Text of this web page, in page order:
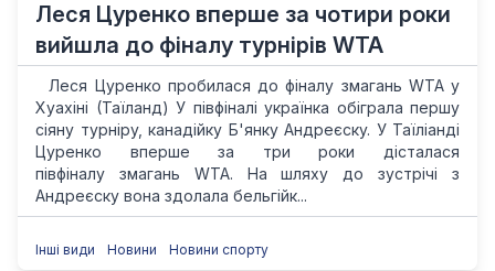
Леся Цуренко вперше за чотири роки
вийшла до фіналу турнірів WTA
Леся Цуренко пробилася до фіналу змагань WTA у
Хуахіні (Таїланд) У півфіналі українка обіграла першу
сіяну турніру, канадійку Б'янку Андреєску. У Таїліанді
Цуренко вперше за три роки дісталася
півфіналу змагань WTA. На шляху до зустрічі з
Андреєску вона здолала бельгійк...
Інші види Новини Новини спорту